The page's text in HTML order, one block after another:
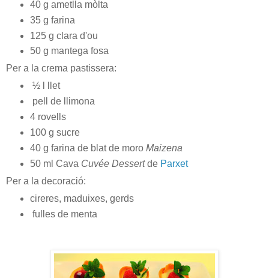
40 g ametlla mòlta
35 g farina
125 g clara d'ou
50 g mantega fosa
Per a la crema pastissera:
½ l llet
pell de llimona
4 rovells
100 g sucre
40 g farina de blat de moro Maizena
50 ml Cava Cuvée Dessertde Parxet
Per a la decoració:
cireres, maduixes, gerds
fulles de menta